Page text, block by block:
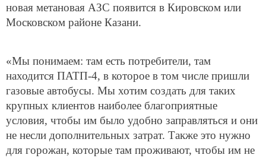
новая метановая АЗС появится в Кировском или
Московском районе Казани.
«Мы понимаем: там есть потребители, там
находится ПАТП-4, в которое в том числе пришли
газовые автобусы. Мы хотим создать для таких
крупных клиентов наиболее благоприятные
условия, чтобы им было удобно заправляться и они
не несли дополнительных затрат. Также это нужно
для горожан, которые там проживают, чтобы им не